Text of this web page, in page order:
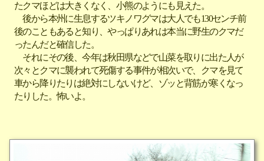
たクマほどは大きくなく、小熊のようにも見えた。
後から本州に生息するツキノワグマは大人でも130センチ前
後のこともあると知り、やっぱりあれは本当に野生のクマだ
ったんだと確信した。
それにその後、今年は秋田県などで山菜を取りに出た人が
次々とクマに襲われて死傷する事件が相次いで、クマを見て
車から降りたりは絶対にしないけど、ゾッと背筋が寒くなっ
たりした。怖いよ。